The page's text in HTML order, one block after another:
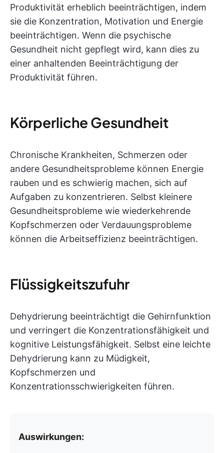
Produktivität erheblich beeinträchtigen, indem
sie die Konzentration, Motivation und Energie
beeinträchtigen. Wenn die psychische
Gesundheit nicht gepflegt wird, kann dies zu
einer anhaltenden Beeinträchtigung der
Produktivität führen.
Körperliche Gesundheit
Chronische Krankheiten, Schmerzen oder
andere Gesundheitsprobleme können Energie
rauben und es schwierig machen, sich auf
Aufgaben zu konzentrieren. Selbst kleinere
Gesundheitsprobleme wie wiederkehrende
Kopfschmerzen oder Verdauungsprobleme
können die Arbeitseffizienz beeinträchtigen.
Flüssigkeitszufuhr
Dehydrierung beeinträchtigt die Gehirnfunktion
und verringert die Konzentrationsfähigkeit und
kognitive Leistungsfähigkeit. Selbst eine leichte
Dehydrierung kann zu Müdigkeit,
Kopfschmerzen und
Konzentrationsschwierigkeiten führen.
Auswirkungen: